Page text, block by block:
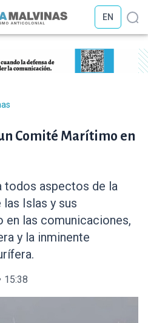
EN
Comité Marítimo en
todos aspectos de la
Islas y sus
en las comunicaciones,
y la inminente
15:38